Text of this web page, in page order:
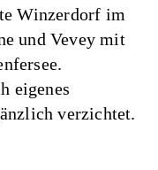
Winzerdorf im
und Vevey mit
eigenes
verzichtet.